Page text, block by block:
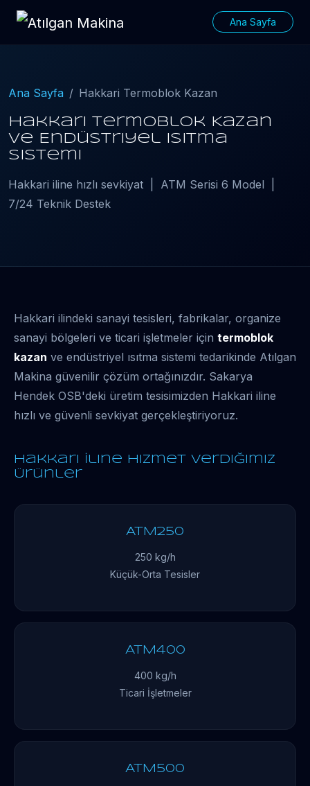
Ana Sayfa
Ana Sayfa Hakkari Termoblok Kazan
Hakkari Termoblok Kazan
ve Endüstriyel Isıtma
Sistemi
Hakkari iline hızlı sevkiyat | ATM Serisi 6 Model |
7/24 Teknik Destek
Hakkari ilindeki sanayi tesisleri, fabrikalar, organize
sanayi bölgeleri ve ticari işletmeler için termoblok
kazan ve endüstriyel ısıtma sistemi tedarikinde Atılgan
Makina güvenilir çözüm ortağınızdır. Sakarya
Hendek OSB'deki üretim tesisimizden Hakkari iline
hızlı ve güvenli sevkiyat gerçekleştiriyoruz.
Hakkari İline Hizmet Verdiğimiz
Ürünler
ATM250
250 kg/h
Küçük-Orta Tesisler
ATM400
400 kg/h
Ticari İşletmeler
ATM500